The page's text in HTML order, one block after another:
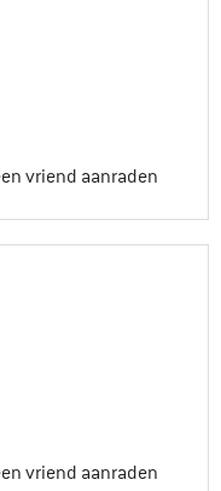
vriend aanraden
vriend aanraden